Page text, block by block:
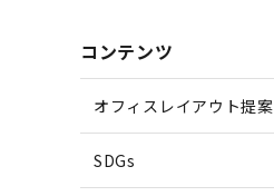
コンテンツ
オフィスレイアウト提案
SDGs